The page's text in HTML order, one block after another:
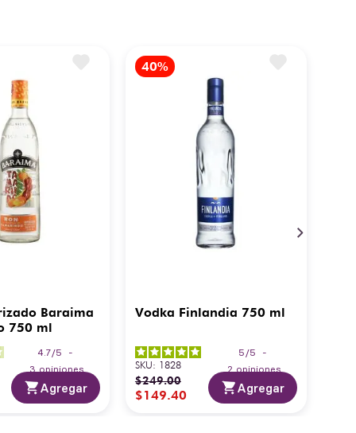
Baraima
750 ml
4.7/5
-
3 opiniones
Agregar
Vodka Finlandia 750 ml
5 /5
-
2 opiniones
SKU: 1828
$249.00
$149.40 Agregar